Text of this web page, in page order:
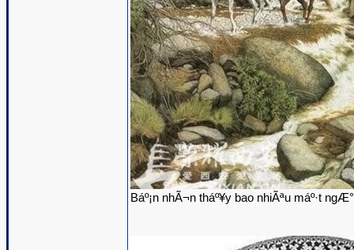
Báº¡n nhÃ¬n tháº¥y bao nhiÃªu máº·t